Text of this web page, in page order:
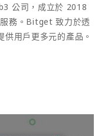
公司，成立於 2018
務。Bitget 致力於透
用戶更多元的產品。